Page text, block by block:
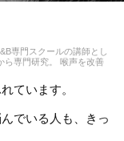
専門スクールの講師とし
ら専門研究。 喉声を改善
上の指導に当たる。 現在
VOICEでは、随時、体験レ
対応しておりますので、
します。ぜひ、あなたの
ています。
でいる人も、きっ